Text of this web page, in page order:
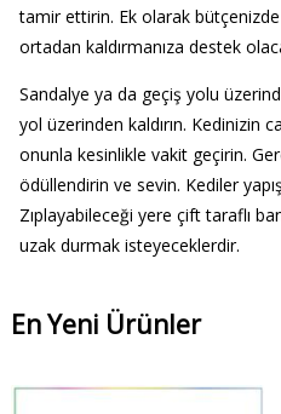
tamir ettirin. Ek olarak
ortadan kaldırmanıza destek
Sandalye ya da geçiş yolu
yol üzerinden kaldırın. Kedinizin
onunla kesinlikle vakit geçirin.
ödüllendirin ve sevin. Kediler
Zıplayabileceği yere çift taraflı
uzak durmak isteyeceklerdir.
En Yeni Ürünler